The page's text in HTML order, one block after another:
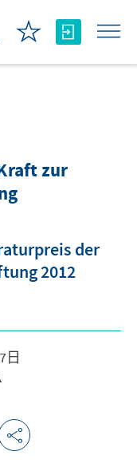
zur
der
2012
日